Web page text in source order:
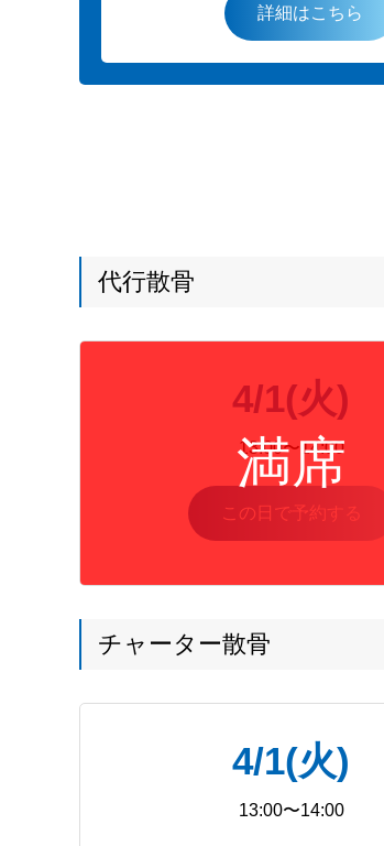
詳細はこちら
代行散骨
4/1(火)
13:00〜14:00
この日で予約する
チャーター散骨
4/1(火)
13:00〜14:00